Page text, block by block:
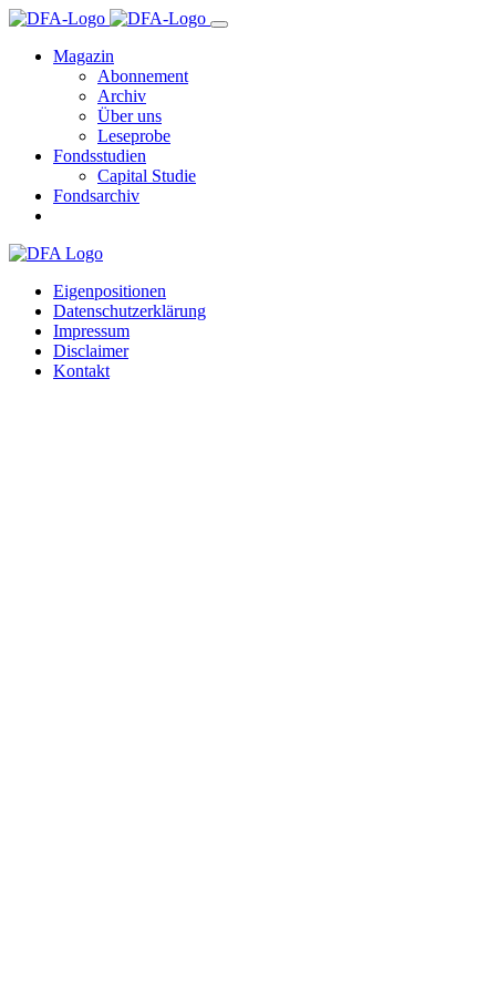
Magazin
Abonnement
Archiv
Über uns
Leseprobe
Fondsstudien
Capital Studie
Fondsarchiv
Eigenpositionen
Datenschutzerklärung
Impressum
Disclaimer
Kontakt